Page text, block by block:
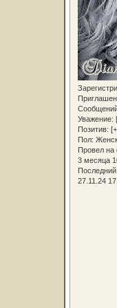
Уважение:
Позитив:
Пол:
Провел
3 месяца
Последний
27.11.24